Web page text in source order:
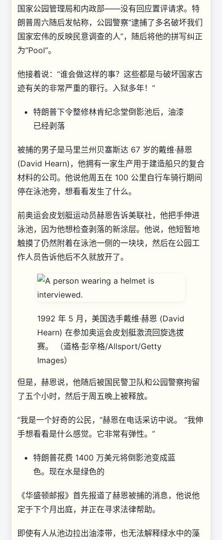
国家公园管理局和内政部——没有回应置评请求。特
朗普周六随后发帖称，公园警察“逮捕了多名破坏我们
国家宏伟的反映民意调查的人”，随后将他的拼写纠正
为“Pool”。
他接着说：“谁会做这样的事？这些都是与破坏国家古
迹有关的非常严重的罪行。入狱多年！”
特朗普下令整修林肯纪念堂倒影池后，油漆
已经剥落
被捕的男子是马里兰州贝塞斯达 67 岁的戴维·赫恩
(David Hearn)，他拥有一家生产用于建造船只的复合
材料的公司。他说他周五在 100 公里自行车骑行期间
停在泳池旁，想看看发生了什么。
前奥运会皮划艇运动员赫恩告诉美联社，他把手伸进
泳池，因为他想检查剥落的新涂层。他说，他短暂地
触摸了仍然附着在泳池一侧的一块块，然后在公园工
作人员告诉他后不久就放开了。
1992 年 5 月，美国选手戴维·赫恩 (David
Hearn) 在参加奥运会皮划艇激流回旋选拔
赛。
（道格·彭辛格/Allsport/Getty
Images）
但是，赫恩说，他随后被国民警卫队和公园警察拘留
了五个小时，然后于周五晚上被释放。
“我是一个好奇的公民，”赫恩在电话采访中说。 “我伸
手想看看是什么感觉。它非常有弹性。”
特朗普花费 1400 万美元将倒影池变成蓝
色。现在水是绿色的
《华盛顿邮报》首先报道了赫恩被捕的消息，他说他
定于下个月出庭，并正在寻求法律帮助。
即使有人从池边拉出油漆带，也无法解释绿水中的藻